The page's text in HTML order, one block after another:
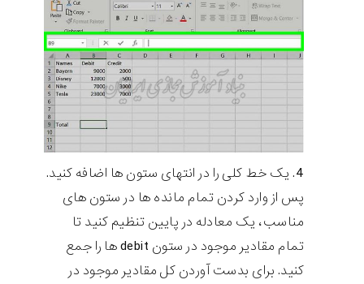
یک خط کلی را در انتهای ستون ها اضافه کنید.
پس از وارد کردن تمام مانده ها در ستون های
مناسب، یک معادله در پایین تنظیم کنید تا
تمام مقادیر موجود در ستون debit ها را جمع
کنید. برای بدست آوردن کل مقادیر موجود در